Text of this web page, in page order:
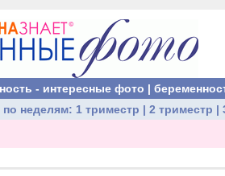
- интересные фото |
по неделям: 1 триместр | 2 триместр |